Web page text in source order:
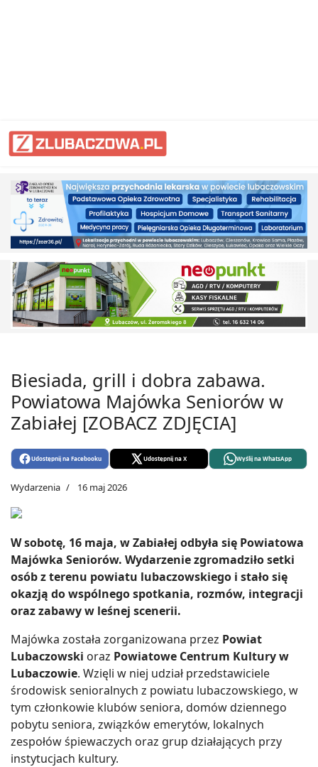
Biesiada, grill i dobra zabawa.
Powiatowa Majówka Seniorów w
Zabiałej [ZOBACZ ZDJĘCIA]
Udostępnij na Facebooku Udostępnij na X Wyślij na WhatsApp
Wydarzenia 16 maj 2026
W sobotę, 16 maja, w Zabiałej odbyła się Powiatowa
Majówka Seniorów. Wydarzenie zgromadziło setki
osób z terenu powiatu lubaczowskiego i stało się
okazją do wspólnego spotkania, rozmów, integracji
oraz zabawy w leśnej scenerii.
Majówka została zorganizowana przez Powiat
Lubaczowski oraz Powiatowe Centrum Kultury w
Lubaczowie. Wzięli w niej udział przedstawiciele
środowisk senioralnych z powiatu lubaczowskiego, w
tym członkowie klubów seniora, domów dziennego
pobytu seniora, związków emerytów, lokalnych
zespołów śpiewaczych oraz grup działających przy
instytucjach kultury.